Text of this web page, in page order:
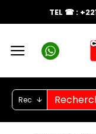
TEL ☎ :
Rec